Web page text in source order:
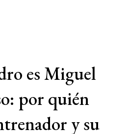
es Miguel
por quién
y su